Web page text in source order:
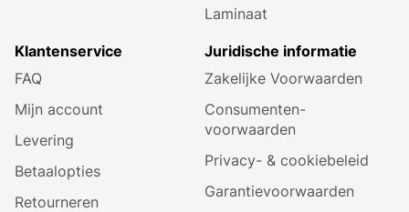
Laminaat
Klantenservice
FAQ
Mijn account
Levering
Betaalopties
Retourneren
Juridische informatie
Zakelijke Voorwaarden
Consumenten­
voorwaarden
Privacy- & cookiebeleid
Garantie­voorwaarden